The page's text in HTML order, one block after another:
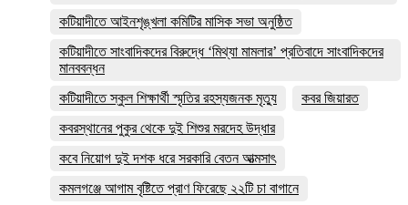
কটিয়াদীতে আইনশৃঙ্খলা কমিটির মাসিক সভা অনুষ্ঠিত
কটিয়াদীতে সাংবাদিকদের বিরুদ্ধে ‘মিথ্যা মামলার’ প্রতিবাদে সাংবাদিকদের
মানববন্ধন
কটিয়াদীতে স্কুল শিক্ষার্থী স্মৃতির রহস্যজনক মৃত্যু
কবর জিয়ারত
কবরস্থানের পুকুর থেকে দুই শিশুর মরদেহ উদ্ধার
কবে নিয়োগ দুই দশক ধরে সরকারি বেতন আত্মসাৎ
কমলগঞ্জে আগাম বৃষ্টিতে প্রাণ ফিরেছে ২২টি চা বাগানে